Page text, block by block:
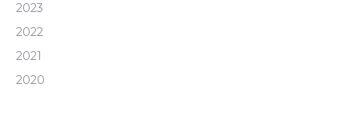
2023
2022
2021
2020